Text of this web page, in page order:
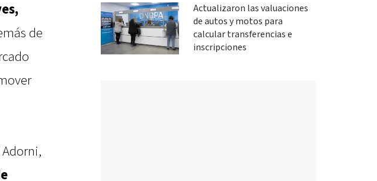
de
Actualizaron las valuaciones
de autos y motos para
calcular transferencias e
inscripciones